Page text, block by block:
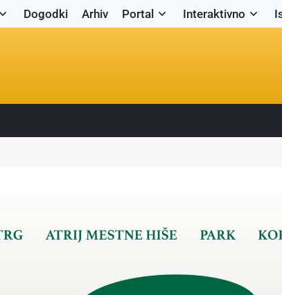
Dogodki Arhiv Portal Interaktivno